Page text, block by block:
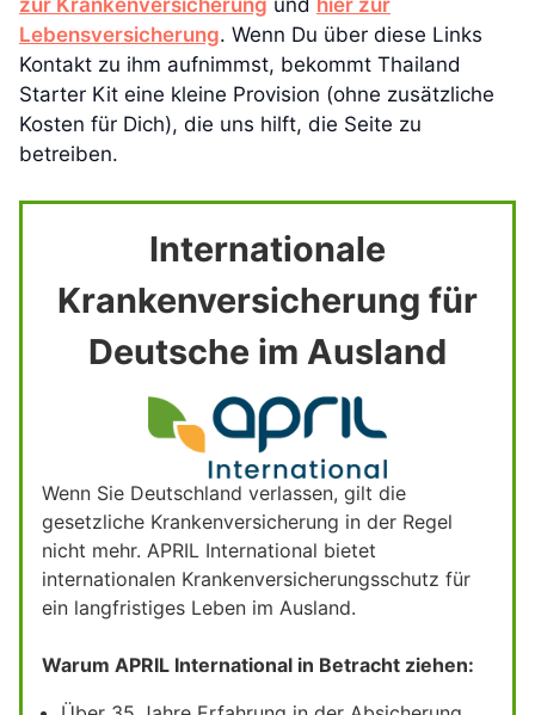
zur Krankenversicherung und hier zur
Lebensversicherung. Wenn Du über diese Links
Kontakt zu ihm aufnimmst, bekommt Thailand
Starter Kit eine kleine Provision (ohne zusätzliche
Kosten für Dich), die uns hilft, die Seite zu
betreiben.
Internationale
Krankenversicherung für
Deutsche im Ausland
Wenn Sie Deutschland verlassen, gilt die
gesetzliche Krankenversicherung in der Regel
nicht mehr. APRIL International bietet
internationalen Krankenversicherungsschutz für
ein langfristiges Leben im Ausland.
Warum APRIL International in Betracht ziehen: